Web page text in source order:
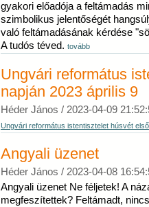
gyakori előadója a feltámadás
szimbolikus jelentőségét
való feltámadásának kérdése
A tudós téved. tovább
Ungvári református
napján 2023 április 9
Héder János / 2023-04-09
Ungvári református istentisztelet húsvét
Angyali üzenet
Héder János / 2023-04-08
Angyali üzenet Ne féljetek! A
megfeszítettek? Feltámadt,